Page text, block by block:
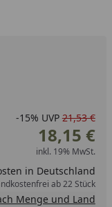
eins erhöhen
-15% UVP 21,53 €
18,15 €
inkl. 19% MwSt.
in Deutschland
ab 22 Stück
Menge und Land